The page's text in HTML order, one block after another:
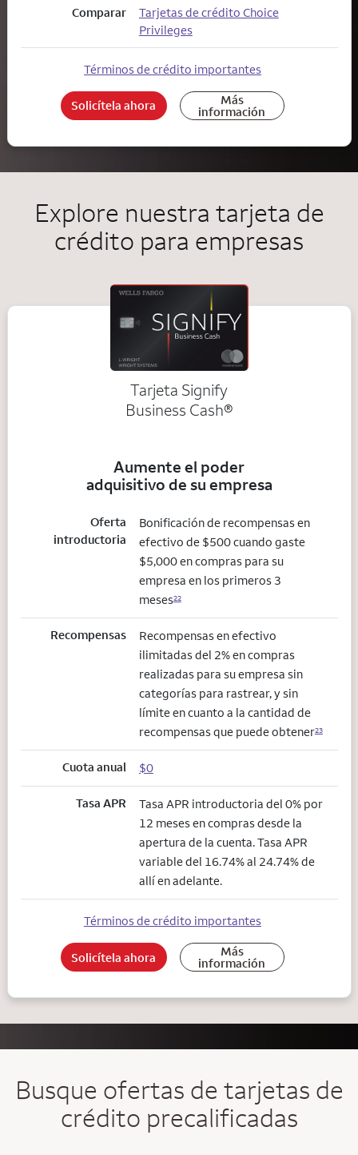
Comparar
Tarjetas de crédito Choice
Privileges
Términos de crédito importantes
Solicítela ahora Más
información
Explore nuestra tarjeta de
crédito para empresas
Tarjeta Signify
Business Cash®
Aumente el poder
adquisitivo de su empresa
Oferta
introductoria
Bonificación de recompensas en
efectivo de $500 cuando gaste
$5,000 en compras para su
empresa en los primeros 3
meses22
Recompensas
Recompensas en efectivo
ilimitadas del 2% en compras
realizadas para su empresa sin
categorías para rastrear, y sin
límite en cuanto a la cantidad de
recompensas que puede obtener23
Cuota anual $0
Tasa APR
Tasa APR introductoria del 0% por
12 meses en compras desde la
apertura de la cuenta. Tasa APR
variable del 16.74% al 24.74% de
allí en adelante.
Términos de crédito importantes
Solicítela ahora Más
información
Busque ofertas de tarjetas de
crédito precalificadas